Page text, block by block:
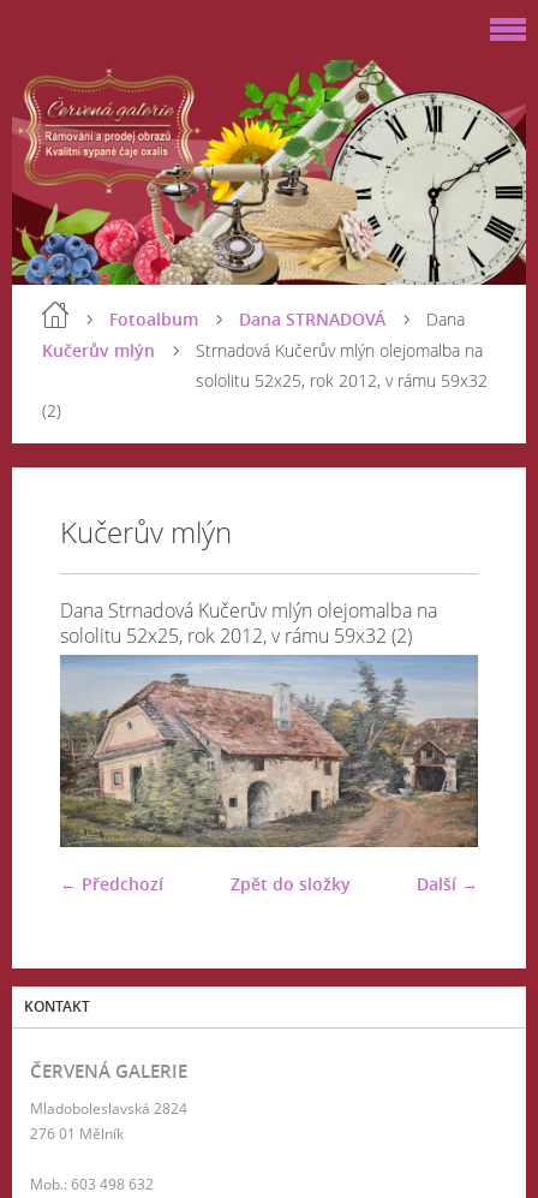
Fotoalbum
Dana STRNADOVÁ
Kučerův mlýn
Dana
Strnadová Kučerův mlýn olejomalba na
sololitu 52x25, rok 2012, v rámu 59x32
(2)
Kučerův mlýn
Dana Strnadová Kučerův mlýn olejomalba na
sololitu 52x25, rok 2012, v rámu 59x32 (2)
← Předchozí Další →
Zpět do složky
KONTAKT
ČERVENÁ GALERIE
Mladoboleslavská 2824
276 01 Mělník
Mob.: 603 498 632